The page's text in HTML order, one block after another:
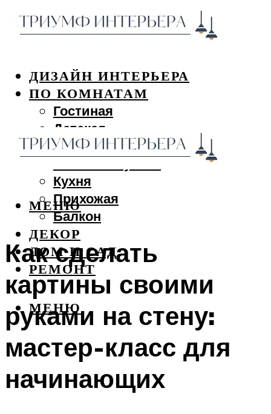
ДИЗАЙН ИНТЕРЬЕРА
ПО КОМНАТАМ
Гостиная
Детская
Спальня
Кухня
Прихожая
Балкон
ДЕКОР
ДОМ И САД
РЕМОНТ
МЕНЮ
МЕНЮ
Как сделать
картины своими
руками на стену:
мастер-класс для
начинающих